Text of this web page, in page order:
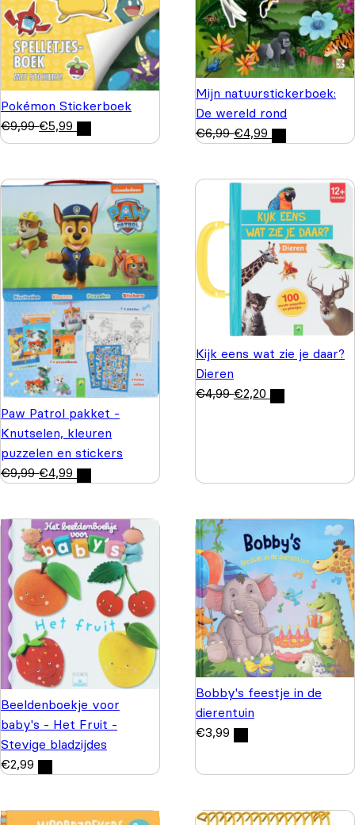
Pokémon Stickerboek
€9,99 €5,99
Mijn natuurstickerboek:
De wereld rond
€6,99 €4,99
Paw Patrol pakket -
Knutselen, kleuren
puzzelen en stickers
€9,99 €4,99
Kijk eens wat zie je daar?
Dieren
€4,99 €2,20
Beeldenboekje voor
baby's - Het Fruit -
Stevige bladzijdes
€2,99
Bobby's feestje in de
dierentuin
€3,99